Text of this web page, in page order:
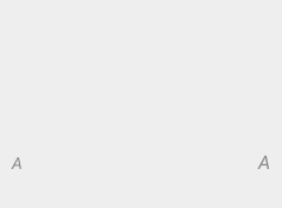
A A